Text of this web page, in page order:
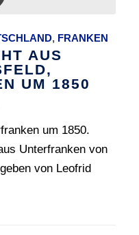
, FRANKEN
AUS
UM 1850
um 1850.
Unterfranken von
von Leofrid